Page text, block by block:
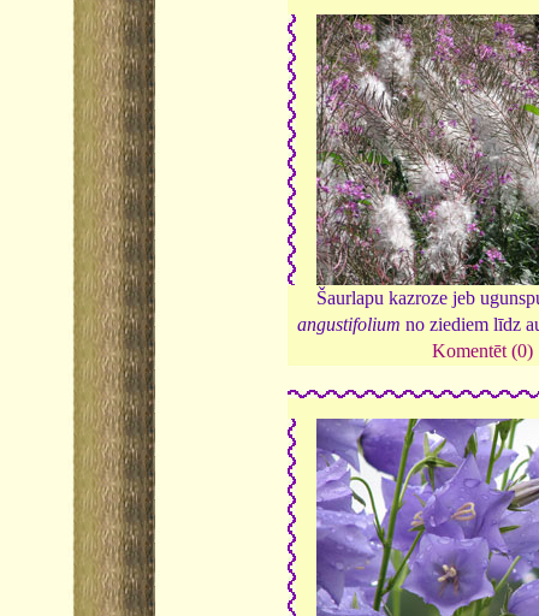
Šaurlapu kazroze jeb
angustifolium no ziediem līdz
Komentēt (0)